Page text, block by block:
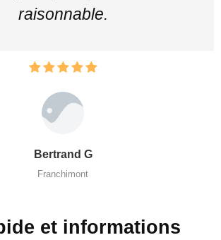
raisonnable.
Bertrand G
Franchimont
et informations